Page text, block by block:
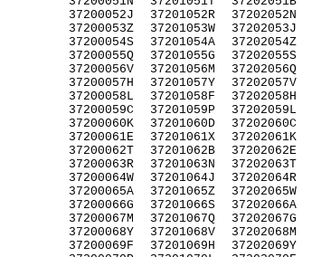
37200052J
37200053Z
37200054S
37200055Q
37200056V
37200057H
37200058L
37200059C
37200060K
37200061E
37200062T
37200063R
37200064W
37200065A
37200066G
37200067M
37200068Y
37200069F
37201052R
37201053W
37201054A
37201055G
37201056M
37201057Y
37201058F
37201059P
37201060D
37201061X
37201062B
37201063N
37201064J
37201065Z
37201066S
37201067Q
37201068V
37201069H
37202052N
37202053J
37202054Z
37202055S
37202056Q
37202057V
37202058H
37202059L
37202060C
37202061K
37202062E
37202063T
37202064R
37202065W
37202066A
37202067G
37202068M
37202069Y